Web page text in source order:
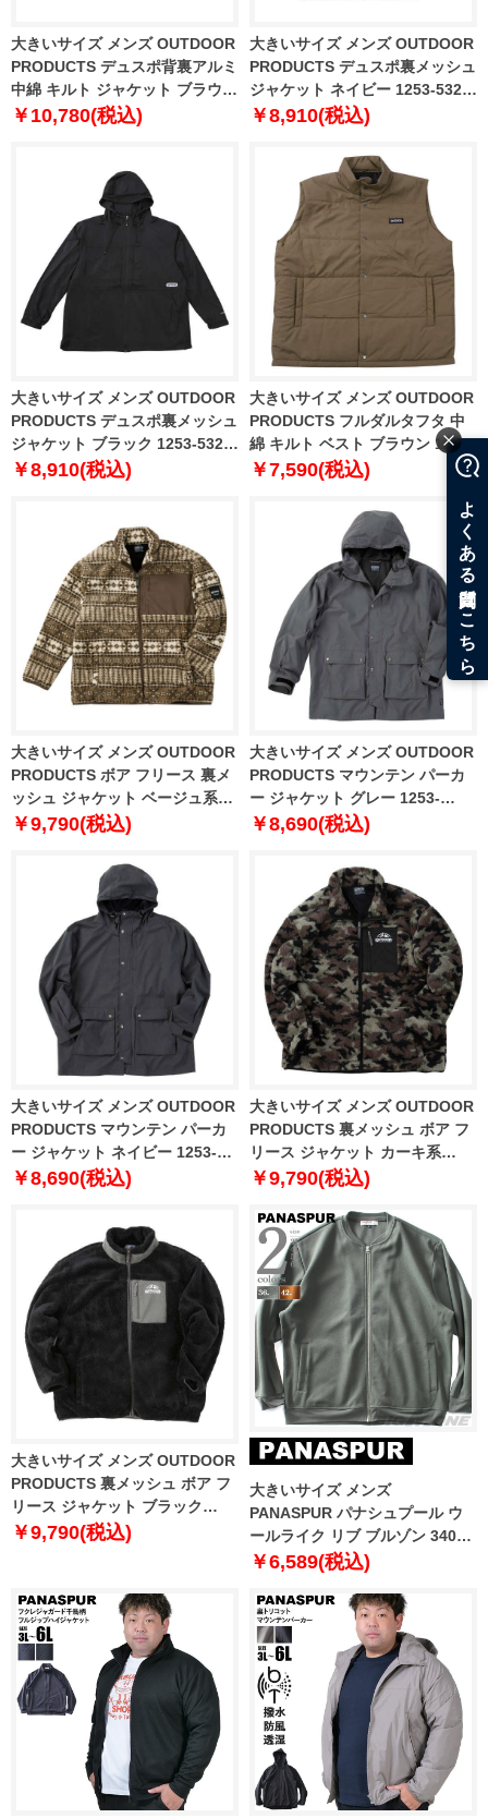
大きいサイズ メンズ OUTDOOR
PRODUCTS デュスポ背裏アルミ
中綿 キルト ジャケット ブラウン
1253-5322-1 3L 4L 5L 6L 7L 8L
￥10,780(税込)
大きいサイズ メンズ OUTDOOR
PRODUCTS デュスポ裏メッシュ
ジャケット ネイビー 1253-5320-
1 3L 4L 5L 6L 8L
￥8,910(税込)
大きいサイズ メンズ OUTDOOR
PRODUCTS デュスポ裏メッシュ
ジャケット ブラック 1253-5320-
2 3L 4L 5L 6L 8L
￥8,910(税込)
大きいサイズ メンズ OUTDOOR
PRODUCTS フルダルタフタ 中
綿 キルト ベスト ブラウン 1253-
4303-1 3L 4L 5L 6L 7L 8L
￥7,590(税込)
大きいサイズ メンズ OUTDOOR
PRODUCTS ボア フリース 裏メ
ッシュ ジャケット ベージュ系
1253-4304-1 3L 4L 5L 6L 7L 8L
￥9,790(税込)
大きいサイズ メンズ OUTDOOR
PRODUCTS マウンテン パーカ
ー ジャケット グレー 1253-
5326-1 3L 4L 5L 6L 7L 8L
￥8,690(税込)
大きいサイズ メンズ OUTDOOR
PRODUCTS マウンテン パーカ
ー ジャケット ネイビー 1253-
5326-2 3L 4L 5L 6L 7L 8L
￥8,690(税込)
大きいサイズ メンズ OUTDOOR
PRODUCTS 裏メッシュ ボア フ
リース ジャケット カーキ系
1253-5325-2 3L 4L 5L 6L 8L
￥9,790(税込)
大きいサイズ メンズ OUTDOOR
PRODUCTS 裏メッシュ ボア フ
リース ジャケット ブラック
1253-5324-2 3L 4L 5L 6L 7L 8L
￥9,790(税込)
大きいサイズ メンズ
PANASPUR パナシュプール ウ
ールライク リブ ブルゾン 3401-
721z
￥6,589(税込)